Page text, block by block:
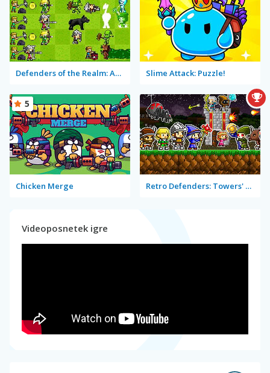
Defenders of the Realm: An Epic War! Slime Attack: Puzzle!
Chicken Merge
5
Retro Defenders: Towers' War
Videoposnetek igre